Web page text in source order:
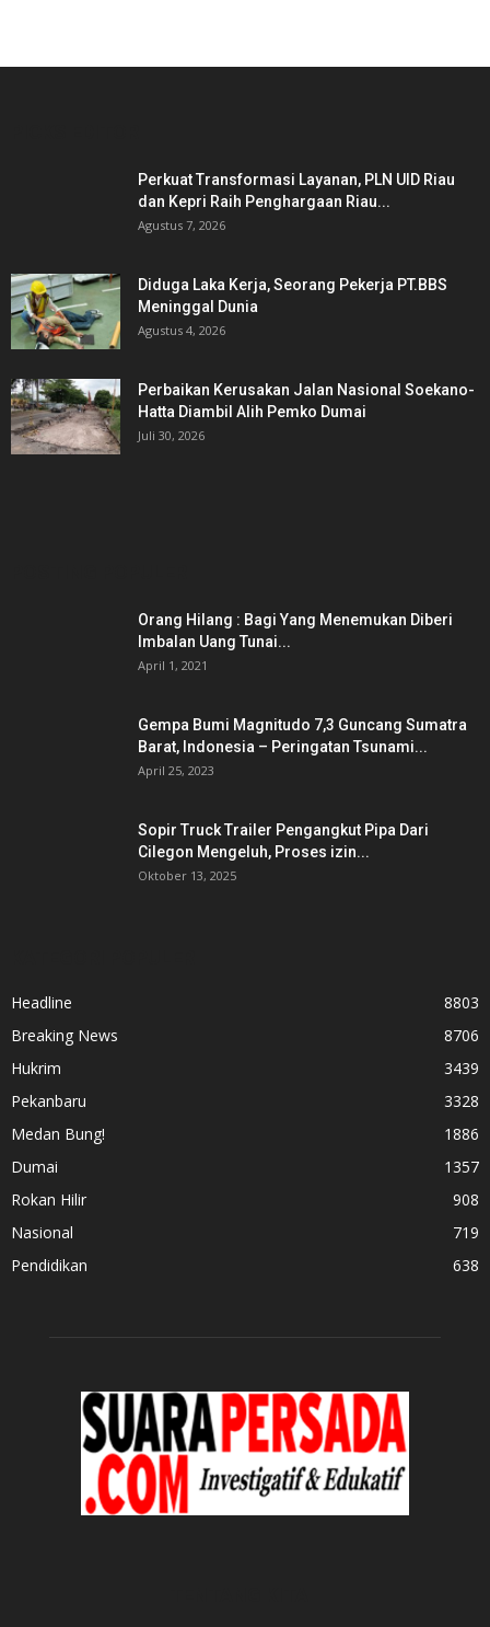
Perkuat Transformasi Layanan, PLN UID Riau
dan Kepri Raih Penghargaan Riau...
Agustus 7, 2026
Diduga Laka Kerja, Seorang Pekerja PT.BBS
Meninggal Dunia
Agustus 4, 2026
Perbaikan Kerusakan Jalan Nasional Soekano-
Hatta Diambil Alih Pemko Dumai
Juli 30, 2026
Orang Hilang : Bagi Yang Menemukan Diberi
Imbalan Uang Tunai...
April 1, 2021
Gempa Bumi Magnitudo 7,3 Guncang Sumatra
Barat, Indonesia – Peringatan Tsunami...
April 25, 2023
Sopir Truck Trailer Pengangkut Pipa Dari
Cilegon Mengeluh, Proses izin...
Oktober 13, 2025
Headline
8803
Breaking News
8706
Hukrim
3439
Pekanbaru
3328
Medan Bung!
1886
Dumai
1357
Rokan Hilir
908
Nasional
719
Pendidikan
638